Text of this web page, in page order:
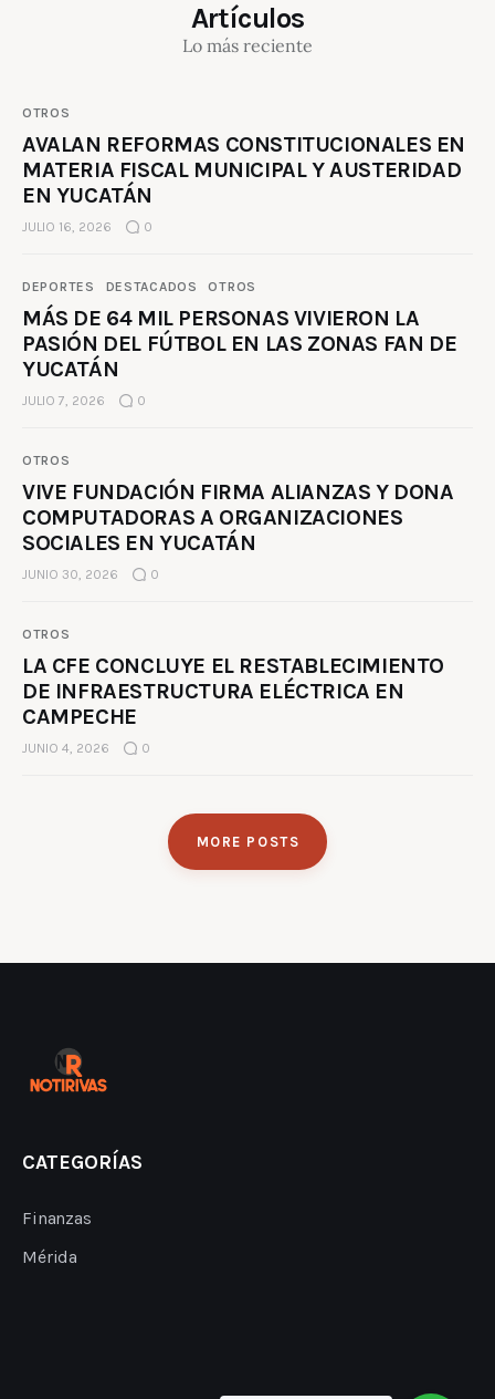
Artículos
Lo más reciente
OTROS
AVALAN REFORMAS CONSTITUCIONALES EN
MATERIA FISCAL MUNICIPAL Y AUSTERIDAD
EN YUCATÁN
JULIO 16, 2026 0
DEPORTES DESTACADOS OTROS
MÁS DE 64 MIL PERSONAS VIVIERON LA
PASIÓN DEL FÚTBOL EN LAS ZONAS FAN DE
YUCATÁN
JULIO 7, 2026 0
OTROS
VIVE FUNDACIÓN FIRMA ALIANZAS Y DONA
COMPUTADORAS A ORGANIZACIONES
SOCIALES EN YUCATÁN
JUNIO 30, 2026 0
OTROS
LA CFE CONCLUYE EL RESTABLECIMIENTO
DE INFRAESTRUCTURA ELÉCTRICA EN
CAMPECHE
JUNIO 4, 2026 0
MORE POSTS
CATEGORÍAS
Finanzas
Mérida